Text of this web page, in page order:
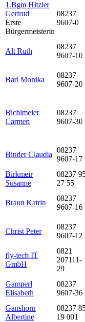
1.Bgm Hitzler
Gertrud
Erste
Bürgermeisterin
08237
9607-0
Alt Ruth
08237
9607-10
Barl Monika
08237
9607-20
Bichlmeier
Carmen
08237
9607-30
Binder Claudia
08237
9607-17
Birkmeir
Susanne
08237
27 55
Braun Katrin
08237
9607-16
Christ Peter
08237
9607-12
fly-tech IT
GmbH
0821
207111-
29
Gamperl
Elisabeth
08237
9607-36
Ganshorn
Albertine
08237
19 001